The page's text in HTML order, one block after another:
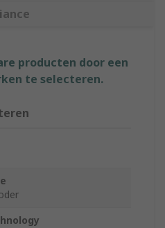
producten door een
te selecteren.